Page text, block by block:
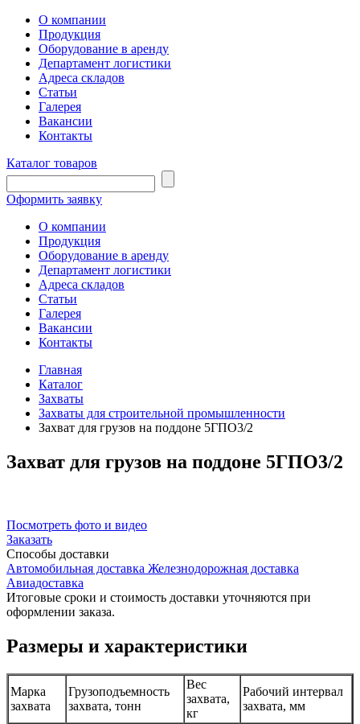
О компании
Продукция
Оборудование в аренду
Департамент логистики
Адреса складов
Статьи
Галерея
Вакансии
Контакты
Каталог товаров
Оформить заявку
О компании
Продукция
Оборудование в аренду
Департамент логистики
Адреса складов
Статьи
Галерея
Вакансии
Контакты
Главная
Каталог
Захваты
Захваты для строительной промышленности
Захват для грузов на поддоне 5ГПО3/2
Захват для грузов на поддоне 5ГПО3/2
Посмотреть фото и видео
Заказать
Способы доставки
Автомобильная доставка Железнодорожная доставка
Авиадоставка
Итоговые сроки и стоимость доставки уточняются при
оформлении заказа.
Размеры и характеристики
Марка
захвата
Грузоподъемность
захвата, тонн
Вес
захвата,
кг
Рабочий интервал
захвата, мм